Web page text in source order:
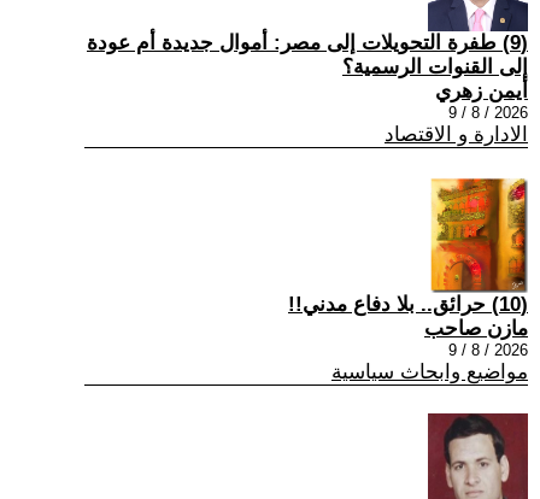
(9) طفرة التحويلات إلى مصر: أموال جديدة أم عودة
إلى القنوات الرسمية؟
أيمن زهري
2026 / 8 / 9
الادارة و الاقتصاد
(10) حرائق.. بلا دفاع مدني!!
مازن صاحب
2026 / 8 / 9
مواضيع وابحاث سياسية